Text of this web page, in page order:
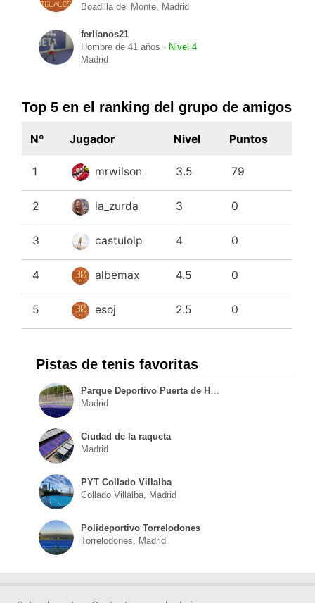
Boadilla del Monte, Madrid
ferllanos21
Hombre de 41 años · Nivel 4
Madrid
Top 5 en el ranking del grupo de amigos
Nº Jugador Nivel Puntos
1 mrwilson 3.5 79
2 la_zurda 3 0
3 castulolp 4 0
4 albemax 4.5 0
5 esoj 2.5 0
Pistas de tenis favoritas
Madrid
Ciudad de la raqueta
Madrid
PYT Collado Villalba
Collado Villalba, Madrid
Polideportivo Torrelodones
Torrelodones, Madrid